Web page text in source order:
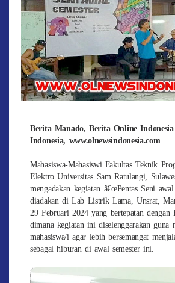
Berita Manado, Berita Online
Indonesia, www.olnewsindonesia.com
Mahasiswa-Mahasiswi Fakultas Teknik
Elektro Universitas Sam Ratulangi,
mengadakan kegiatan â€œPentas Seni awal
diadakan di Lab Listrik Lama, Unsrat,
29 Februari 2024 yang bertepatan dengan
dimana kegiatan ini diselenggarakan guna
mahasiswa/i agar lebih bersemangat
sebagai hiburan di awal semester ini.